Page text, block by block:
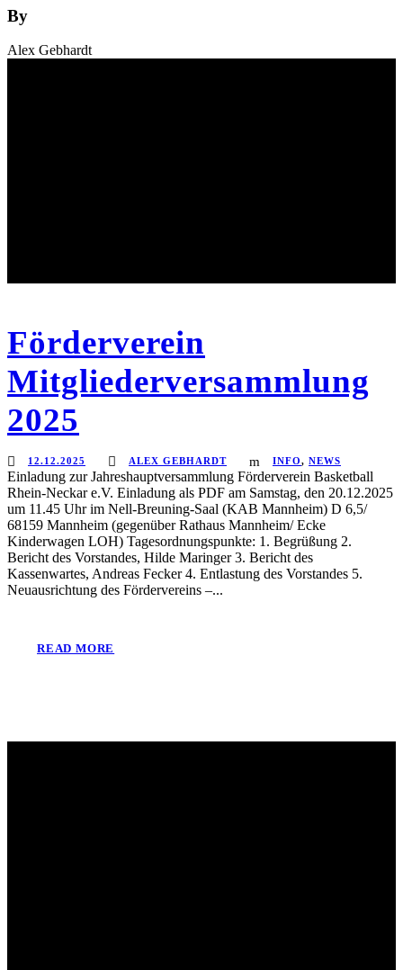
By
Alex Gebhardt
Förderverein
Mitgliederversammlung
2025
12.12.2025 ALEX GEBHARDT INFO, NEWS
Einladung zur Jahreshauptversammlung Förderverein Basketball
Rhein-Neckar e.V. Einladung als PDF am Samstag, den 20.12.2025
um 11.45 Uhr im Nell-Breuning-Saal (KAB Mannheim) D 6,5/
68159 Mannheim (gegenüber Rathaus Mannheim/ Ecke
Kinderwagen LOH) Tagesordnungspunkte: 1. Begrüßung 2.
Bericht des Vorstandes, Hilde Maringer 3. Bericht des
Kassenwartes, Andreas Fecker 4. Entlastung des Vorstandes 5.
Neuausrichtung des Fördervereins –...
READ MORE